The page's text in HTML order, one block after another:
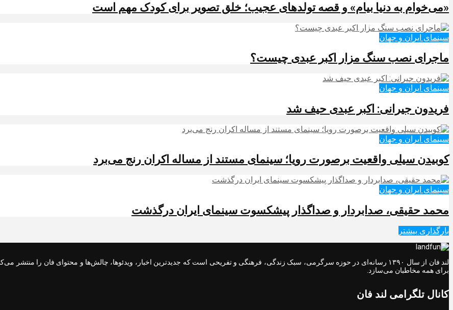
«می‌خوام به دنیا بیام» و قصه تولدهای عجیب؛ خلق تصویر برای کودک مهم است
سینمای ایران و جهان
ماجرای نصب سنگ مزار اکبر عبدی چیست؟
سینمای ایران و جهان
فریدون جیرانی: اکبر عبدی حیف شد
سینمای ایران و جهان
کوبیدن سیلی واقعیت برصورت رویا؛ سینمای مستند از مساله اکران رنج می‌برد
سینمای ایران و جهان
محمد حقیقی، صدابردار و صداگذار پیشکسوت سینمای ایران درگذشت
بارگذاری بیشتر
لند فان از سال ۱۳۹۰ رسانه‌ای در حوزه سرگرمی، سبک زندگی، فرهنگی و تفریحی است که جدیدترین اخبار، ویدئوها، چالش‌ها و محتوای فان را
برای همه مخاطبان می‌سازد.
کانال تلگرامی لند فان